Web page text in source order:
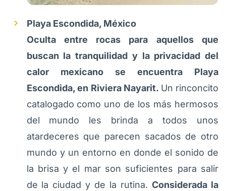
Playa Escondida, México
Oculta entre rocas para aquellos que
buscan la tranquilidad y la privacidad del
calor mexicano se encuentra Playa
Escondida, en Riviera Nayarit. Un rinconcito
catalogado como uno de los más hermosos
del mundo les brinda a todos unos
atardeceres que parecen sacados de otro
mundo y un entorno en donde el sonido de
la brisa y el mar son suficientes para salir
de la ciudad y de la rutina.Considerada la